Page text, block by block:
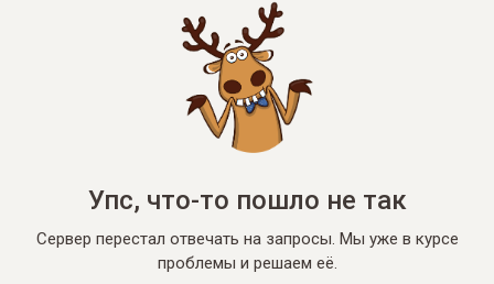
Упс, что-то пошло не так
Сервер перестал отвечать на запросы. Мы уже в курсе
проблемы и решаем её.